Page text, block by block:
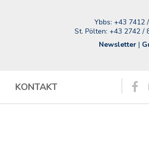
Ybbs: +43 7412
St. Pölten: +43 2742 /
Newsletter |
KONTAKT